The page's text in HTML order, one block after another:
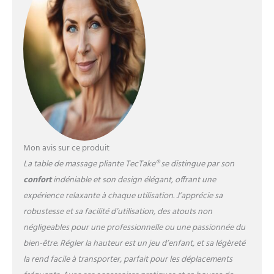
facilité d'entretien
remarquable, pour une
expérience de massage et
relaxation inégalée.
ADAPTABILITÉ ET
ERGONOMIE SANS ÉGALES:
Vous cherchez une table
massage qui s'adapte à tous
vos besoins ? Notre table de
tête multifonction
ergonomique et un
accoudoir confortable, elle
assure un ajustement parfait
pour chaque client. La cavité
pour le visage amovible
ajoute une touche de
confort supplémentaire,
faisant de chaque séance de
Mon avis sur ce produit
La table de massage pliante TecTake® se distingue par son
confortindéniable et son design élégant, offrant une
expérience relaxante à chaque utilisation. J’apprécie sa
robustesse et sa facilité d’utilisation, des atouts non
négligeables pour une professionnelle ou une passionnée du
bien-être. Régler la hauteur est un jeu d’enfant, et sa légèreté
la rend facile à transporter, parfait pour les déplacements